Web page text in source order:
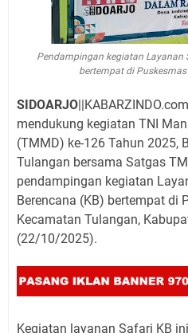
Pendampingan kegiatan Layanan
bertempat di
SIDOARJO
mendukung kegiatan TNI
(TMMD) ke-126 Tahun 2025,
Tulangan bersama Satgas
pendampingan kegiatan
Berencana (KB) bertempat di
Kecamatan Tulangan,
(22/10/2025).
Kegiatan layanan Safari KB